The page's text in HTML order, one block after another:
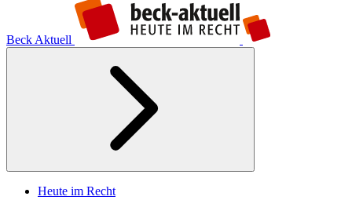
Beck Aktuell
Heute im Recht